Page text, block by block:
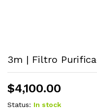
3m | Filtro
$4,100.00
Status: In stock